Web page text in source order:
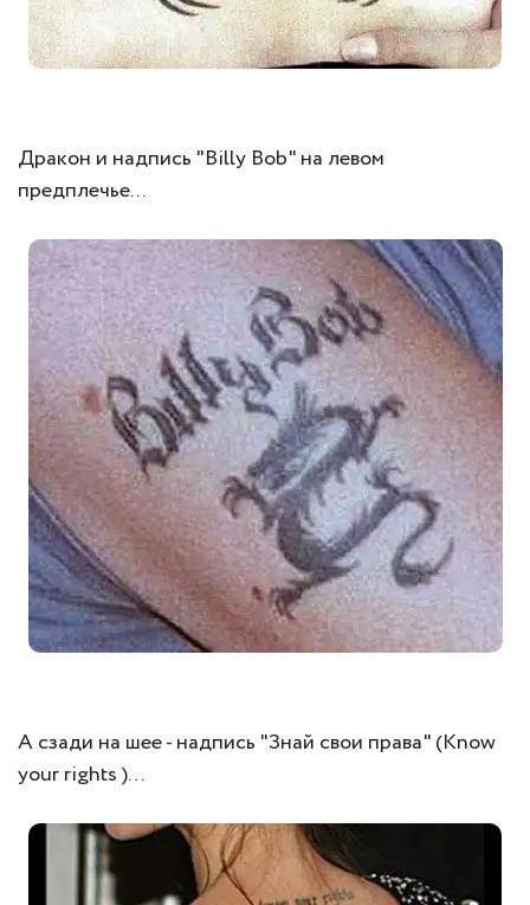
Дракон и надпись "Billy Bob" на левом
предплечье...
А сзади на шее - надпись "Знай свои права" (Know
your rights )…